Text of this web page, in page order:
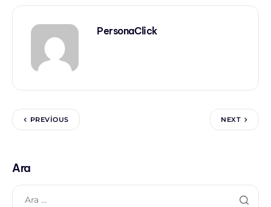
PersonaClick
PREVIOUS NEXT
Ara